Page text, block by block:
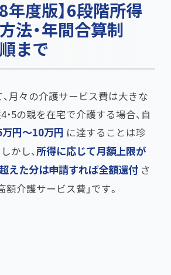
年度版】6段階所得
法・年間合算制
まで
月々の介護サービス費は大きな
・5の親を在宅で介護する場合、自
万円〜10万円 に達することは珍
かし、​ 所得に応じて月額上限が
えた分は申請すれば全額還付 さ
額介護サービス費」です。